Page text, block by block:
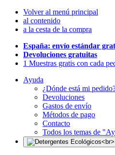
Volver al menú principal
al contenido
a la cesta de la compra
España: envío estándar
Devoluciones gratuitas
1 Muestras gratis con cada
Ayuda
¿Dónde está mi
Devoluciones
Gastos de envío
Métodos de pago
Contacto
Todos los temas de